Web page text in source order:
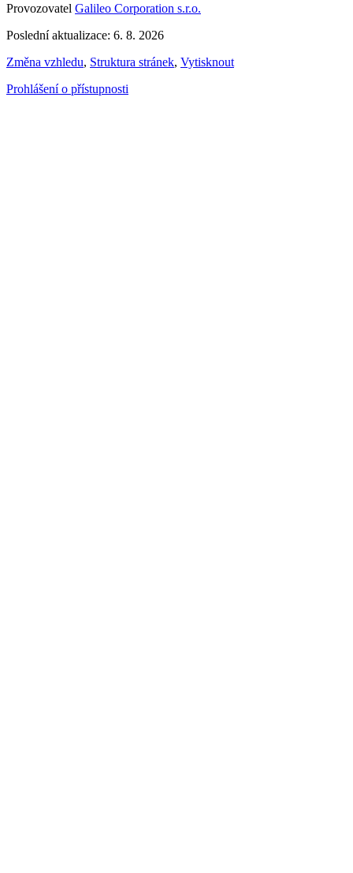
Provozovatel Galileo Corporation s.r.o.
Poslední aktualizace: 6. 8. 2026
Změna vzhledu, Struktura stránek, Vytisknout
Prohlášení o přístupnosti